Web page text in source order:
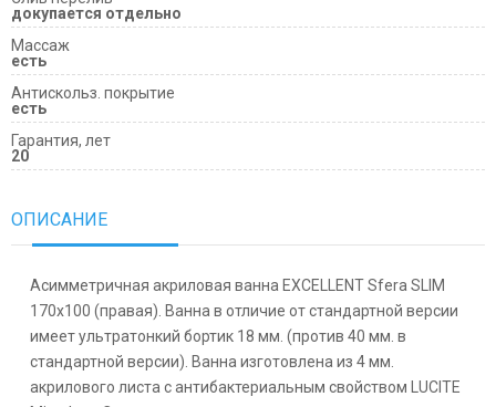
докупается отдельно
Массаж
есть
Антискольз. покрытие
есть
Гарантия, лет
20
ОПИСАНИЕ
Асимметричная акриловая ванна EXCELLENT Sfera SLIM
170x100 (правая). Ванна в отличие от стандартной версии
имеет ультратонкий бортик 18 мм. (против 40 мм. в
стандартной версии). Ванна изготовлена из 4 мм.
акрилового листа с антибактериальным свойством LUCITE